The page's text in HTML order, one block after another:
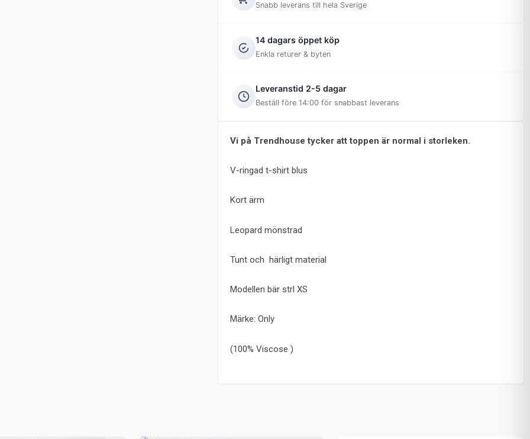
Snabb leverans till hela Sverige
14 dagars öppet köp
Enkla returer & byten
Leveranstid 2-5 dagar
Beställ före 14:00 för snabbast leverans
Vi på Trendhouse tycker att toppen är normal i storleken.
V-ringad t-shirt blus
Kort ärm
Leopard mönstrad
Tunt och härligt material
Modellen bär strl XS
Märke: Only
(100% Viscose )